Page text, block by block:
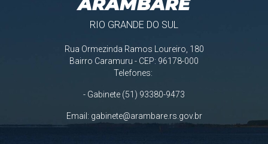
RIO GRANDE DO SUL
Rua Ormezinda Ramos Loureiro, 180
Bairro Caramuru - CEP: 96178-000
Telefones:
- Gabinete (51) 93380-9473
Email: gabinete@arambare.rs.gov.br